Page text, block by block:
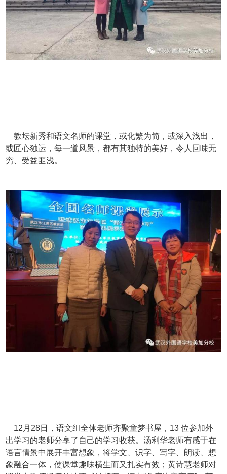
教坛新秀和语文名师的课堂，或化繁为简，或深入浅出，
或匠心独运，每一道风景，都有其独特的美好，令人回味无
穷、受益匪浅。
12月28日，语文组全体老师齐聚童梦书屋，13 位参加外
出学习的老师分享了自己的学习收获。汤利华老师有感于在
语言情景中展开丰富想象，将学文、识字、写字、朗读、想
象融合一体，使课堂趣味横生而又扎实有效；黄诗慧老师对